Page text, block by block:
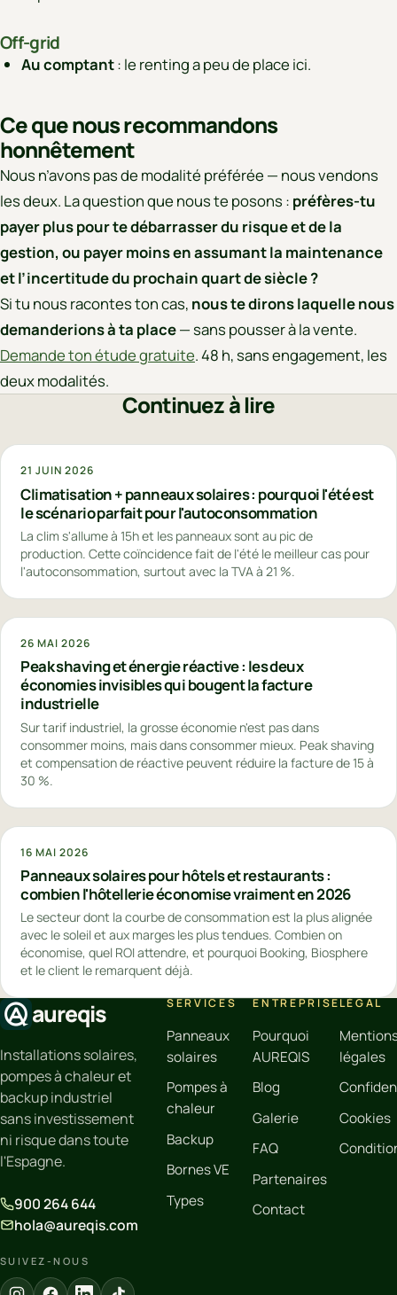
Off-grid
Au comptant: le renting a peu de place ici.
Ce que nous recommandons
honnêtement
Nous n’avons pas de modalité préférée — nous vendons
les deux. La question que nous te posons : préfères-tu
payer plus pour te débarrasser du risque et de la
gestion, ou payer moins en assumant la maintenance
et l’incertitude du prochain quart de siècle ?
Si tu nous racontes ton cas, nous te dirons laquelle nous
demanderions à ta place— sans pousser à la vente.
Demande ton étude gratuite. 48 h, sans engagement, les
deux modalités.
Continuez à lire
21 JUIN 2026
Climatisation + panneaux solaires : pourquoi l'été est
le scénario parfait pour l'autoconsommation
La clim s'allume à 15h et les panneaux sont au pic de
production. Cette coïncidence fait de l'été le meilleur cas pour
l'autoconsommation, surtout avec la TVA à 21 %.
26 MAI 2026
Peak shaving et énergie réactive : les deux
économies invisibles qui bougent la facture
industrielle
Sur tarif industriel, la grosse économie n'est pas dans
consommer moins, mais dans consommer mieux. Peak shaving
et compensation de réactive peuvent réduire la facture de 15 à
30 %.
16 MAI 2026
Panneaux solaires pour hôtels et restaurants :
combien l'hôtellerie économise vraiment en 2026
Le secteur dont la courbe de consommation est la plus alignée
avec le soleil et aux marges les plus tendues. Combien on
économise, quel ROI attendre, et pourquoi Booking, Biosphere
et le client le remarquent déjà.
aureqis
Installations solaires,
pompes à chaleur et
backup industriel
sans investissement
ni risque dans toute
l'Espagne.
900 264 644
hola@aureqis.com
SUIVEZ-NOUS
SERVICES
Panneaux
solaires
Pompes à
chaleur
Backup
Bornes VE
Types
ENTREPRISE
Pourquoi
AUREQIS
Blog
Galerie
FAQ
Partenaires
Contact
LÉGAL
légales
Cookies